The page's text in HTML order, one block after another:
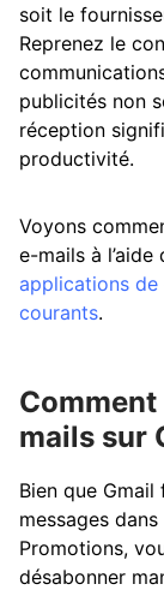
soit le
Reprenez le
publicités non
réception
productivité.
Voyons
e-mails à
applications de
courants.
mails sur
Bien que
messages
Promotions,
désabonner